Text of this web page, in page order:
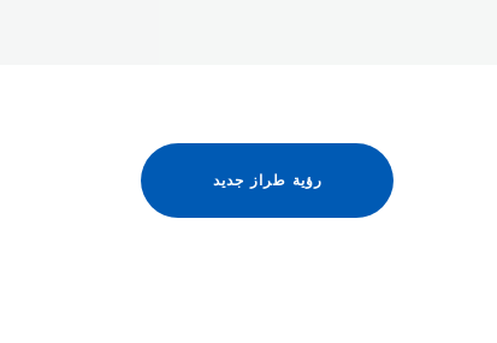
رؤية طراز جديد